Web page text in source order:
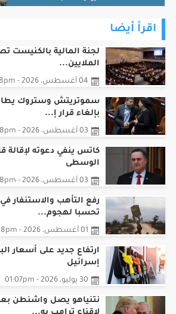
اقرأ أيضا
لجنة المالية بالكنيست
الملايين...
04 أغسطس، 2026 - 09:08pm
سموتريتش وستروك
بإلغاء قرار إ...
03 أغسطس، 2026 - 06:08pm
كاتس ينفي دعوته لإقالة
الوسطى
03 أغسطس، 2026 - 03:08pm
رفع التأهب والاستنفار
تحسبا لهجوم...
01 أغسطس، 2026 - 08:08pm
ارتفاع جديد على أسعار
إسرائيل
30 يوليو، 2026 - 01:07pm
نتنياهو يصل واشنطن